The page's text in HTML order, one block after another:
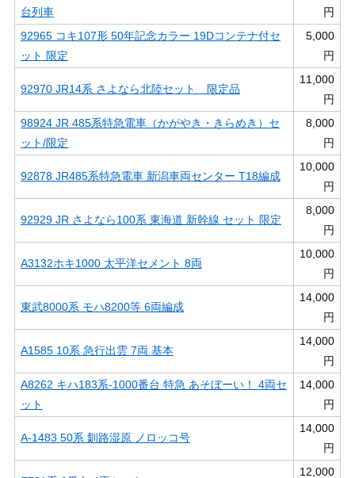
台列車
円
92965 コキ107形 50年記念カラー 19Dコンテナ付セ
ット 限定
5,000
円
92970 JR14系 さよなら北陸セット 限定品
11,000
円
98924 JR 485系特急電車（かがやき・きらめき）セ
ット/限定
8,000
円
92878 JR485系特急電車 新潟車両センター T18編成
10,000
円
92929 JR さよなら100系 東海道 新幹線 セット 限定
8,000
円
A3132ホキ1000 太平洋セメント 8両
10,000
円
東武8000系 モハ8200等 6両編成
14,000
円
A1585 10系 急行出雲 7両 基本
14,000
円
A8262 キハ183系-1000番台 特急 あそぼーい！ 4両セ
ット
14,000
円
A-1483 50系 釧路湿原 ノロッコ号
14,000
円
12,000